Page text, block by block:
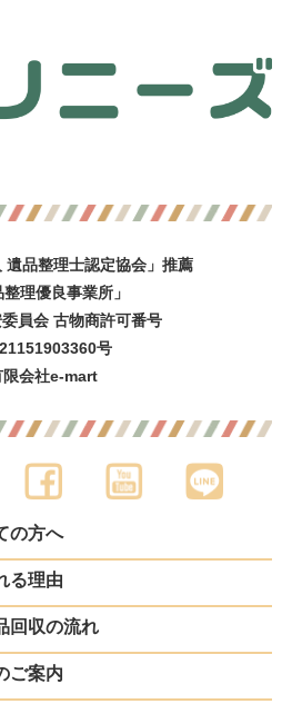
遺品整理士認定協会」推薦
整理優良事業所」
員会 古物商許可番号
号
限会社e-mart
の方へ
る理由
回収の流れ
ご案内